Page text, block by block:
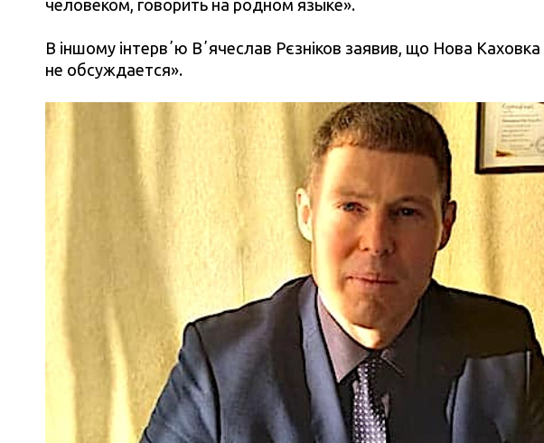
человеком, говорить на родном языке».
В іншому інтервʼю Вʼячеслав Рєзніков заявив, що Нова Каховка
не обсуждается».